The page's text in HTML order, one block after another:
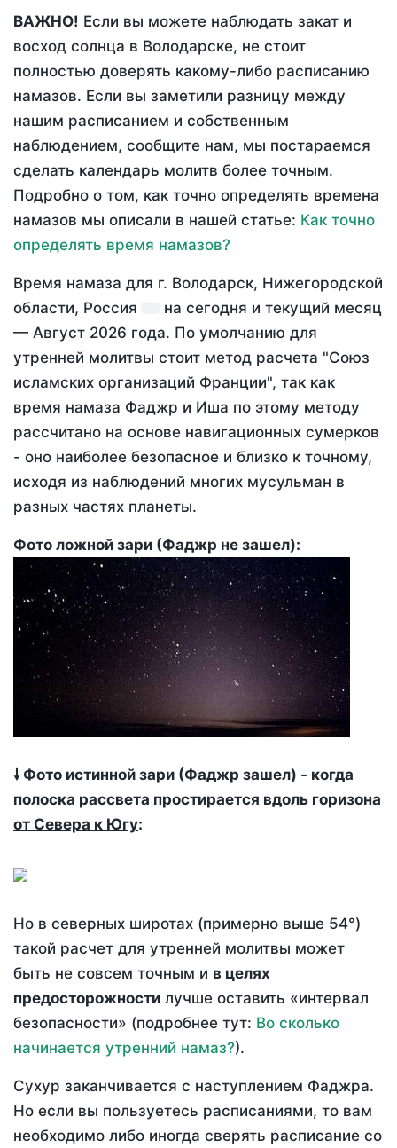
ВАЖНО! Если вы можете наблюдать закат и
восход солнца в Володарске, не стоит
полностью доверять какому-либо расписанию
намазов. Если вы заметили разницу между
нашим расписанием и собственным
наблюдением, сообщите нам, мы постараемся
сделать календарь молитв более точным.
Подробно о том, как точно определять времена
намазов мы описали в нашей статье: Как точно
определять время намазов?
Время намаза для г. Володарск, Нижегородской
области, Россия
на сегодня и текущий месяц
— Август 2026 года. По умолчанию для
утренней молитвы стоит метод расчета "Союз
исламских организаций Франции", так как
время намаза Фаджр и Иша по этому методу
рассчитано на основе навигационных сумерков
- оно наиболее безопасное и близко к точному,
исходя из наблюдений многих мусульман в
разных частях планеты.
Фото ложной зари (Фаджр не зашел):
🠗 Фото истинной зари (Фаджр зашел) - когда
полоска рассвета простирается вдоль горизона
от Севера к Югу:
Но в северных широтах (примерно выше 54°)
такой расчет для утренней молитвы может
быть не совсем точным и в целях
предосторожности лучше оставить «интервал
безопасности» (подробнее тут: Во сколько
начинается утренний намаз?).
Сухур заканчивается с наступлением Фаджра.
Но если вы пользуетесь расписаниями, то вам
необходимо либо иногда сверять расписание со